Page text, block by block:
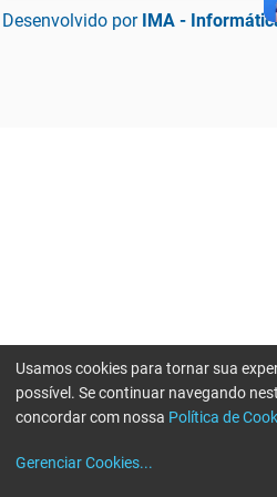
Desenvolvido por IMA -
Usamos cookies para tornar sua
possível. Se continuar navegando
concordar com nossa Política de
Gerenciar Cookies...
Erro ao enviar informações, por